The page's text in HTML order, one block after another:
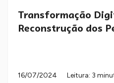
Transformação
Reconstrução dos
16/07/2024
Leitura: 3